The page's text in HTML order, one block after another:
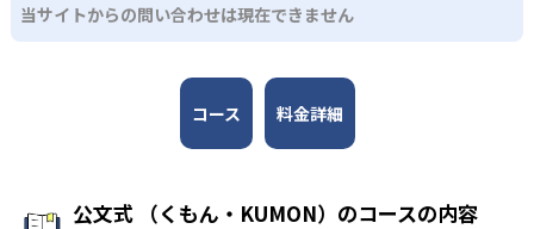
当サイトからの問い合わせは現在できません
コース 料金詳細
公文式 （くもん・KUMON）のコースの内容